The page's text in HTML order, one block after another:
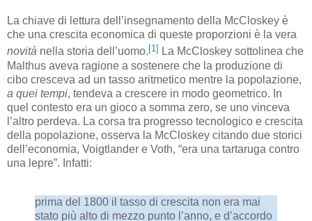
La chiave di lettura dell’insegnamento della McCloskey è
che una crescita economica di queste proporzioni è la vera
novità nella storia dell’uomo.[1] La McCloskey sottolinea che
Malthus aveva ragione a sostenere che la produzione di
cibo cresceva ad un tasso aritmetico mentre la popolazione,
a quei tempi, tendeva a crescere in modo geometrico. In
quel contesto era un gioco a somma zero, se uno vinceva
l’altro perdeva. La corsa tra progresso tecnologico e crescita
della popolazione, osserva la McCloskey citando due storici
dell’economia, Voigtlander e Voth, “era una tartaruga contro
una lepre”. Infatti:
prima del 1800 il tasso di crescita non era mai
stato più alto di mezzo punto l’anno, e d’accordo